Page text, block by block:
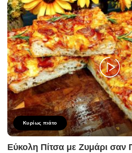
Κυρίως πιάτο
Εύκολη Πίτσα με Ζυμάρι σαν